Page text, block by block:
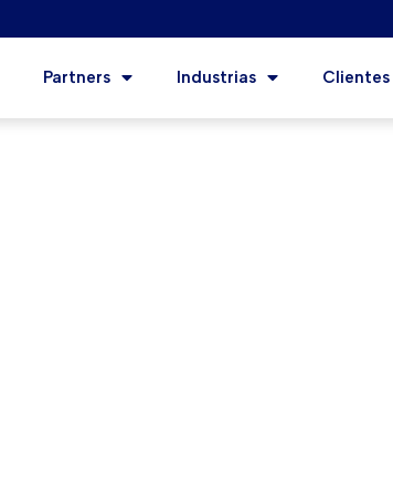
Partners Industrias Clientes